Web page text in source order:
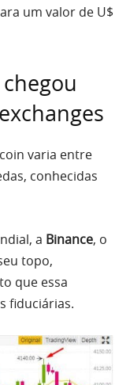
um valor de U$
varia entre
conhecidas
a Binance, o
topo,
que essa
fiduciárias.